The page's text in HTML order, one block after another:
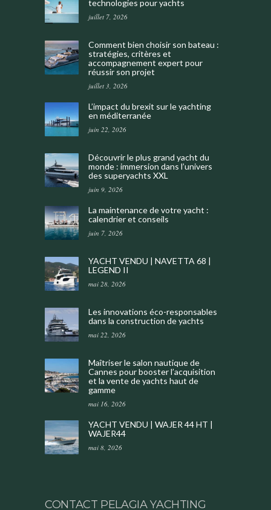
technologies pour yachts
juillet 7, 2026
Comment bien choisir son bateau :
stratégies, critères et
accompagnement expert pour
réussir son projet
juillet 3, 2026
L’impact du brexit sur le yachting
en méditerranée
juin 22, 2026
Découvrir le plus grand yacht du
monde : immersion dans l’univers
des superyachts XXL
juin 9, 2026
La maintenance de votre yacht :
calendrier et conseils
juin 7, 2026
YACHT VENDU | NAVETTA 68 |
LEGEND II
mai 28, 2026
Les innovations éco-responsables
dans la construction de yachts
mai 22, 2026
Maîtriser le salon nautique de
Cannes pour booster l’acquisition
et la vente de yachts haut de
gamme
mai 16, 2026
YACHT VENDU | WAJER 44 HT |
WAJER44
mai 8, 2026
CONTACT PELAGIA YACHTING